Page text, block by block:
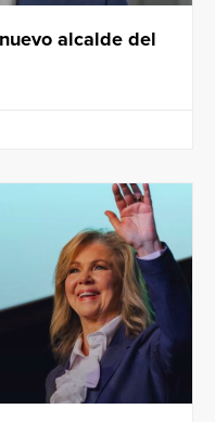
alcalde del